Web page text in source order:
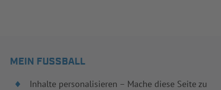
MEIN FUSSBALL
Inhalte personalisieren – Mache diese Seite zu